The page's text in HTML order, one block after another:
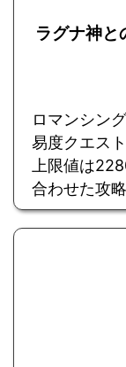
ラグナ神と
ロマンシン
易度クエス
上限値は
合わせた攻